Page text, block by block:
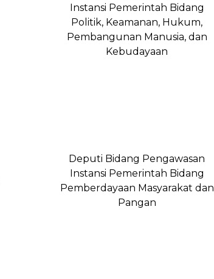
Instansi Pemerintah Bidang
Politik, Keamanan, Hukum,
Pembangunan Manusia, dan
Kebudayaan
Deputi Bidang Pengawasan
Instansi Pemerintah Bidang
Pemberdayaan Masyarakat dan
Pangan